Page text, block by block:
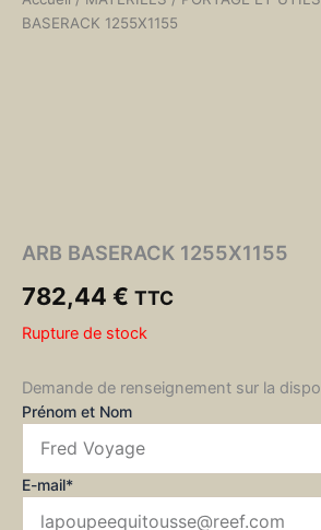
BASERACK 1255X1155
ARB BASERACK 1255X1155
782,44 € TTC
Rupture de stock
Demande de renseignement sur la dispo
Prénom et Nom
E-mail*